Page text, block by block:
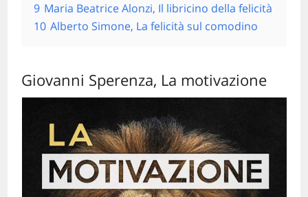
9 Maria Beatrice Alonzi, Il libricino della felicità
10 Alberto Simone, La felicità sul comodino
Giovanni Sperenza, La motivazione